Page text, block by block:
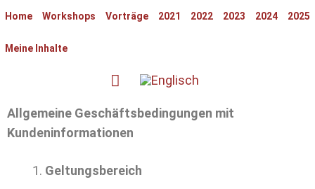
Home Workshops Vorträge 2021 2022 2023 2024 2025
Meine Inhalte
Allgemeine Geschäftsbedingungen mit
Kundeninformationen
Geltungsbereich